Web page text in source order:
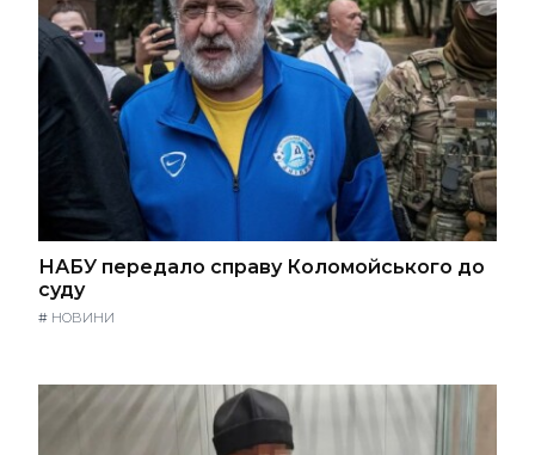
НАБУ передало справу Коломойського до
суду
# НОВИНИ